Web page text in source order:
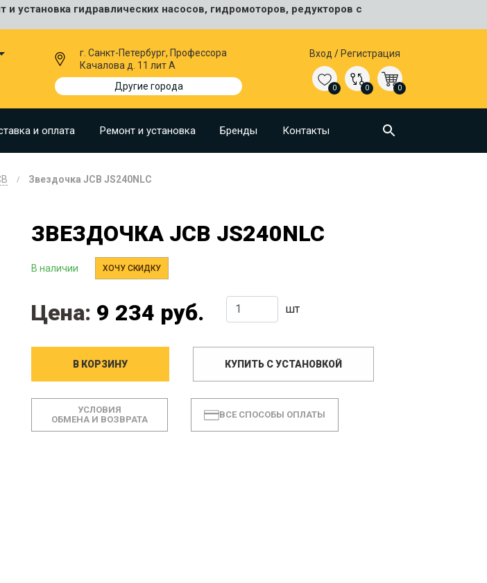
установка гидравлических насосов, гидромоторов, редукторов с
г. Санкт-Петербург, Профессора
Качалова д. 11 лит А
Другие города
Вход / Регистрация
0 0 0
и оплата Ремонт и установка Бренды Контакты
Звездочка JCB JS240NLC
ЗВЕЗДОЧКА JCB JS240NLC
В наличии ХОЧУ СКИДКУ
Цена: 9 234 руб. шт
В КОРЗИНУ КУПИТЬ С УСТАНОВКОЙ
УСЛОВИЯ
ОБМЕНА И ВОЗВРАТА
ВСЕ СПОСОБЫ ОПЛАТЫ